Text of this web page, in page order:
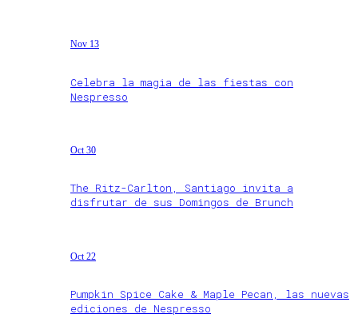
Nov 13
Celebra la magia de las fiestas con
Nespresso
Oct 30
The Ritz-Carlton, Santiago invita a
disfrutar de sus Domingos de Brunch
Oct 22
Pumpkin Spice Cake & Maple Pecan, las nuevas
ediciones de Nespresso